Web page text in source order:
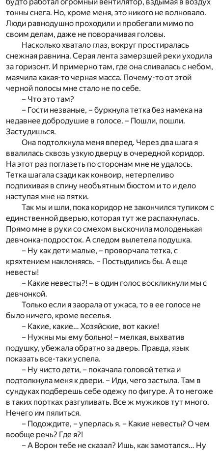
будто работал огромный вентилятор, вздымая в воздух
тонны снега. Но, кроме меня, это никого не волновало.
Люди равнодушно проходили и пробегали мимо по
своим делам, даже не поворачивая головы.
Насколько хватало глаз, вокруг простиралась
снежная равнина. Серая лента замерзшей реки уходила
за горизонт. И примерно там, где она сливалась с небом,
маячила какая-то черная масса. Почему-то от этой
черной полосы мне стало не по себе.
– Что это там?
– Гости незваные, – буркнула тетка без намека на
недавнее добродушие в голосе. – Пошли, пошли.
Застудишься.
Она подтолкнула меня вперед. Через два шага я
ввалилась сквозь узкую дверцу в очередной коридор.
На этот раз поглазеть по сторонам мне не удалось.
Тетка шагала сзади как конвоир, нетерпеливо
подпихивая в спину необъятным бюстом и то и дело
наступая мне на пятки.
Так мы и шли, пока коридор не закончился тупиком с
единственной дверью, которая тут же распахнулась.
Прямо мне в руки со смехом выскочила молоденькая
девчонка-подросток. А следом вылетела подушка.
– Ну как дети малые, – проворчала тетка, с
кряхтением наклоняясь. – Постыдились бы. А еще
невесты!
– Какие невесты?! – в один голос воскликнули мы с
девчонкой.
Только если я заорала от ужаса, то в ее голосе не
было ничего, кроме веселья.
– Какие, какие… Хозяйские, вот какие!
– Нужны мы ему больно! – мелкая, выхватив
подушку, убежала обратно за дверь. Правда, язык
показать все-таки успела.
– Ну чисто дети, – покачала головой тетка и
подтолкнула меня к двери. – Иди, чего застыла. Там в
сундуках подберешь себе одежу по фигуре. А то негоже
в таких портках разгуливать. Все ж мужиков тут много.
Нечего им пялиться.
– Подождите, – уперлась я. – Какие невесты? О чем
вообще речь? Где я?!
– А Ворон тебе не сказал? Ишь, как замотался… Ну